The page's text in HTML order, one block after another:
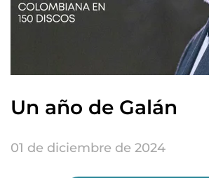
Un año de Galán
01 de diciembre de 2024